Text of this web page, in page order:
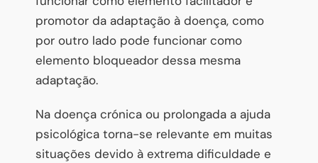
promotor da adaptação à doença, como
por outro lado pode funcionar como
elemento bloqueador dessa mesma
adaptação.
Na doença crónica ou prolongada a ajuda
psicológica torna-se relevante em muitas
situações devido à extrema dificuldade e